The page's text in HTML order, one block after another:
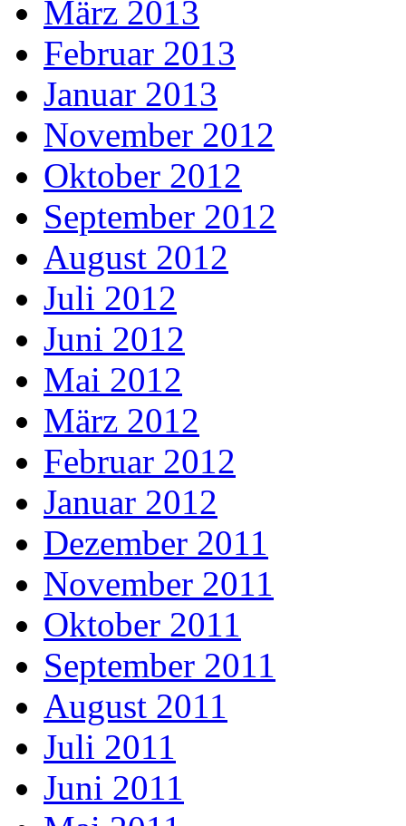
März 2013
Februar 2013
Januar 2013
November 2012
Oktober 2012
September 2012
August 2012
Juli 2012
Juni 2012
Mai 2012
März 2012
Februar 2012
Januar 2012
Dezember 2011
November 2011
Oktober 2011
September 2011
August 2011
Juli 2011
Juni 2011